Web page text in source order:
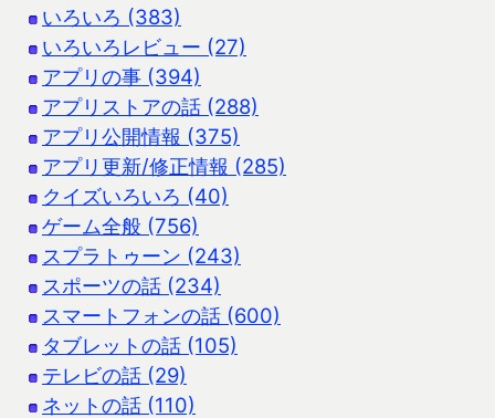
いろいろ (383)
いろいろレビュー (27)
アプリの事 (394)
アプリストアの話 (288)
アプリ公開情報 (375)
アプリ更新/修正情報 (285)
クイズいろいろ (40)
ゲーム全般 (756)
スプラトゥーン (243)
スポーツの話 (234)
スマートフォンの話 (600)
タブレットの話 (105)
テレビの話 (29)
ネットの話 (110)